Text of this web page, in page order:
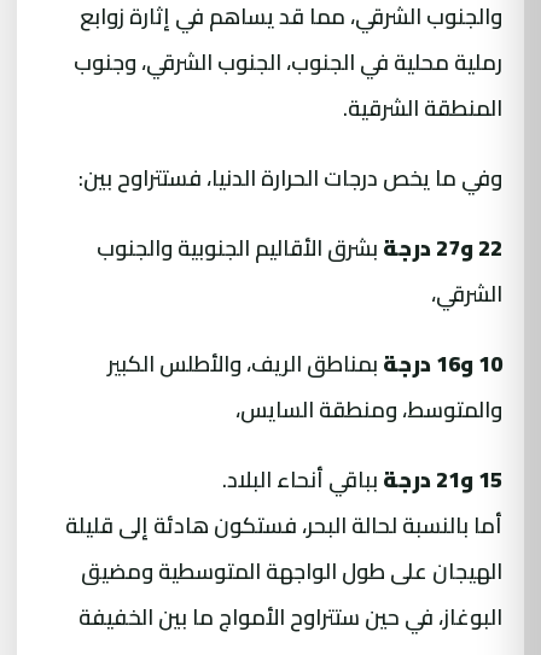
والجنوب الشرقي، مما قد يساهم في إثارة زوابع
رملية محلية في الجنوب، الجنوب الشرقي، وجنوب
المنطقة الشرقية.
وفي ما يخص درجات الحرارة الدنيا، فستتراوح بين:
22 و27 درجة
بشرق الأقاليم الجنوبية والجنوب
الشرقي،
10 و16 درجة
بمناطق الريف، والأطلس الكبير
والمتوسط، ومنطقة السايس،
15 و21 درجة
بباقي أنحاء البلاد.
أما بالنسبة لحالة البحر، فستكون هادئة إلى قليلة
الهيجان على طول الواجهة المتوسطية ومضيق
البوغاز، في حين ستتراوح الأمواج ما بين الخفيفة